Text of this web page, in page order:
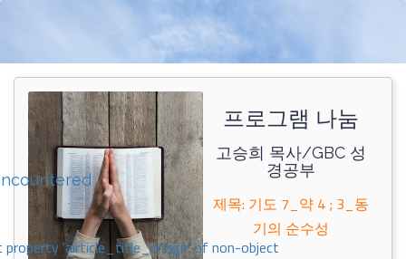
property 'airticle_title_image' of non-object
프로그램 나눔
고승희 목사/GBC 성
경공부
제목: 기도 7_약 4 ; 3_동
기의 순수성